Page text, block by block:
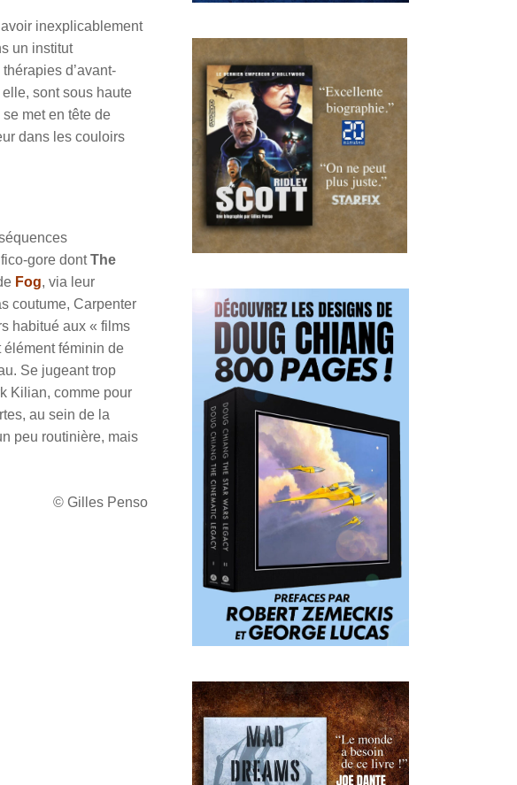
inexplicablement
un institut
d’avant-
sont sous haute
met en tête de
dans les couloirs
gore dontThe
Fog, via leur
coutume, Carpenter
habitué aux « films
élément féminin de
Se jugeant trop
Kilian, comme pour
au sein de la
peu routinière, mais
© Gilles Penso